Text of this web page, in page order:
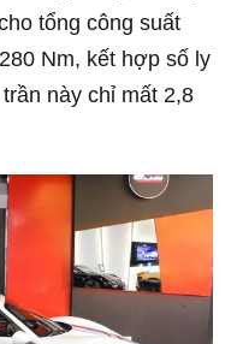
tổng công suất
Nm, kết hợp số ly
này chỉ mất 2,8